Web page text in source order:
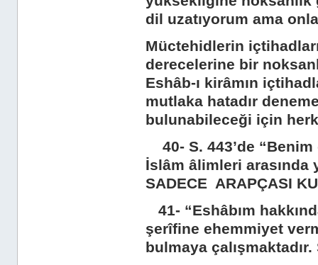
dil uzatıyorum ama
Müctehidlerin
derecelerine bir
Eshâb-ı kirâmın
mutlaka hatadır
bulunabileceği için
40- S. 443’de
İslâm âlimleri arasında
SADECE ARAPÇASI
41- “Eshâbım
şerîfine ehemmiyet
bulmaya çalışmaktadır.